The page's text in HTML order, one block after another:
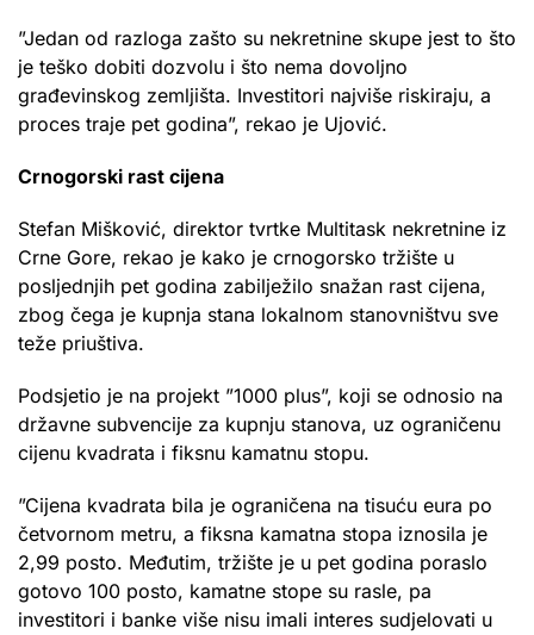
”Jedan od razloga zašto su nekretnine skupe jest to što
je teško dobiti dozvolu i što nema dovoljno
građevinskog zemljišta. Investitori najviše riskiraju, a
proces traje pet godina”, rekao je Ujović.
Crnogorski rast cijena
Stefan Mišković, direktor tvrtke Multitask nekretnine iz
Crne Gore, rekao je kako je crnogorsko tržište u
posljednjih pet godina zabilježilo snažan rast cijena,
zbog čega je kupnja stana lokalnom stanovništvu sve
teže priuštiva.
Podsjetio je na projekt ”1000 plus”, koji se odnosio na
državne subvencije za kupnju stanova, uz ograničenu
cijenu kvadrata i fiksnu kamatnu stopu.
”Cijena kvadrata bila je ograničena na tisuću eura po
četvornom metru, a fiksna kamatna stopa iznosila je
2,99 posto. Međutim, tržište je u pet godina poraslo
gotovo 100 posto, kamatne stope su rasle, pa
investitori i banke više nisu imali interes sudjelovati u